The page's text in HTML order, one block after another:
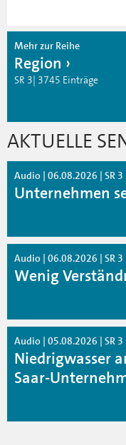
Mehr zur Reihe
Region
SR 3| 3745 Einträge
AKTUELLE
Audio | 06.08.2026 | SR 3
Unternehmen
Audio | 06.08.2026 | SR 3
Wenig
Audio | 05.08.2026 | SR 3
Niedrigwasser
Saar-